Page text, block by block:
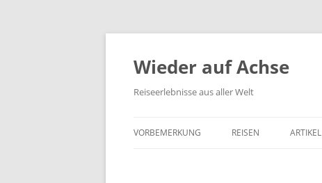
Wieder auf Achse
Reiseerlebnisse aus aller Welt
VORBEMERKUNG REISEN ARTIKEL